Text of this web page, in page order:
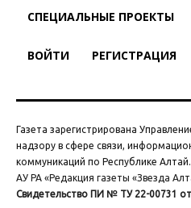
СПЕЦИАЛЬНЫЕ ПРОЕКТЫ
ВОЙТИ РЕГИСТРАЦИЯ
Газета зарегистрирована
надзору в сфере связи,
коммуникаций по Республике Алтай.
АУ РА «Редакция газеты «Звезда
Свидетельство ПИ № ТУ 22-00731 от